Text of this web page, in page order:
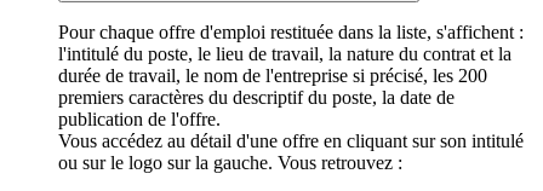
Pour chaque offre d'emploi restituée dans la liste, s'affichent :
l'intitulé du poste, le lieu de travail, la nature du contrat et la
durée de travail, le nom de l'entreprise si précisé, les 200
premiers caractères du descriptif du poste, la date de
publication de l'offre.
Vous accédez au détail d'une offre en cliquant sur son intitulé
ou sur le logo sur la gauche. Vous retrouvez :